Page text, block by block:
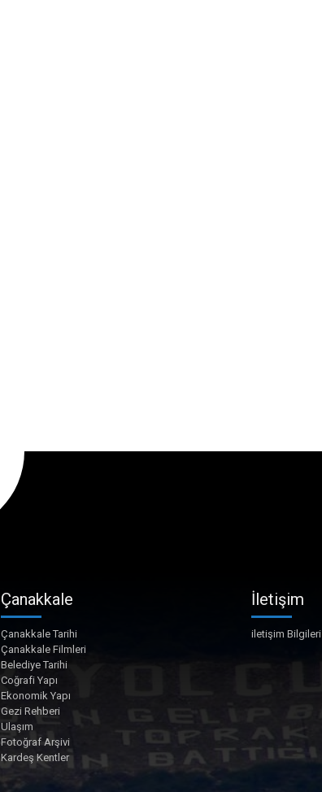
Çanakkale
Çanakkale Tarihi
Çanakkale Filmleri
Belediye Tarihi
Coğrafi Yapı
Ekonomik Yapı
Gezi Rehberi
Ulaşım
Fotoğraf Arşivi
Kardeş Kentler
İletişim
iletişim Bilgileri